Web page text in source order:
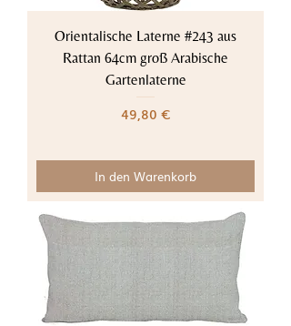
Orientalische Laterne #243 aus
Rattan 64cm groß Arabische
Gartenlaterne
Preis
49,80 €
In den Warenkorb